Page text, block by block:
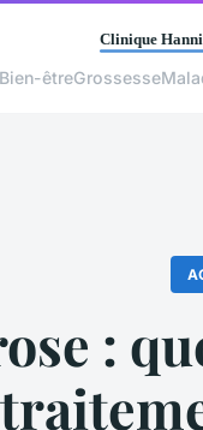
Bien-êtreGrossesse
: